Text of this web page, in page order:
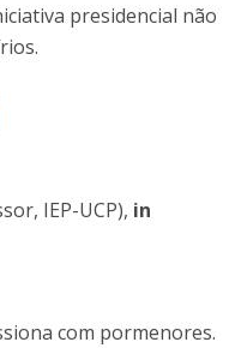
presidencial não
IEP-UCP), in
com pormenores.